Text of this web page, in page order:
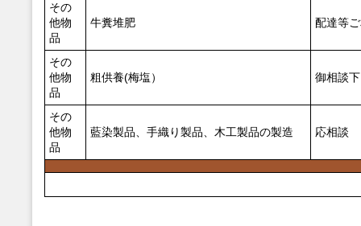
その
他物
品
牛糞堆肥 配達等
その
他物
品
粗供養(梅塩） 御相談
その
他物
品
藍染製品、手織り製品、木工製品の製造 応相談